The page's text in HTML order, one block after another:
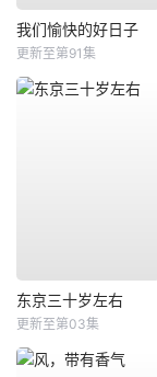
我们愉快的好日子
更新至第91集
东京三十岁左右
更新至第03集